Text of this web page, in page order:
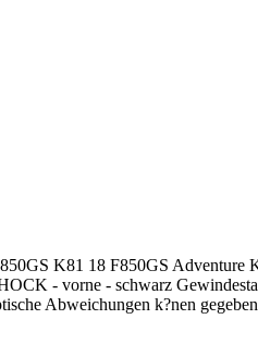
K81 18 F850GS
- vorne - schwarz
Abweichungen k?nen